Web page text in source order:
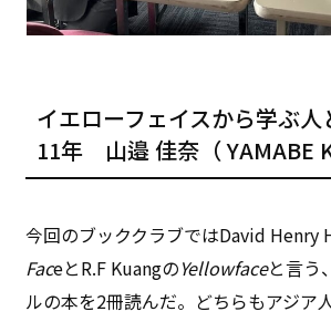
イエローフェイスから学ぶ
11年 山邉 佳奈（ YAMABE
今回のブッククラブではDavid Henry
FaceとR.F KuangのYellowfaceと言う
ルの本を2冊読んだ。どちらもアジア